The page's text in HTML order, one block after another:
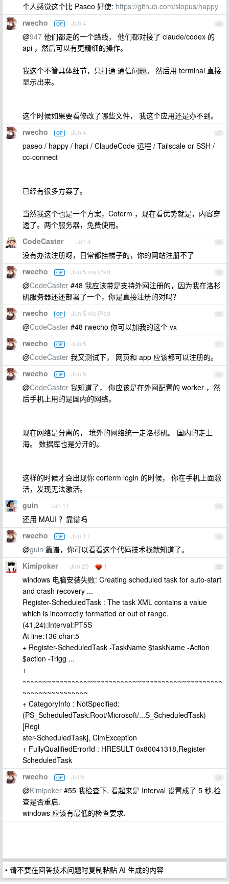
个人感觉这个比 Paseo 好使: https://github.com/slopus/happy
46
rwecho OP Jun 4
@947 他们都走的一个路线， 他们都对接了 claude/codex 的
api ，然后可以有更精细的操作。
我这个不管具体细节，只打通 通信问题。 然后用 terminal 直接
显示出来。
这个时候如果要看修改了哪些文件， 我这个应用还是办不到。
47
rwecho OP Jun 4
paseo / happy / hapi / ClaudeCode 远程 / Tailscale or SSH /
cc-connect
已经有很多方案了。
当然我这个也是一个方案，Coterm ，现在看优势就是，内容穿
透了。两个服务器，免费使用。
48
CodeCaster Jun 4
没有办法注册呀，日常都挂梯子的，你的网站注册不了
49
rwecho OP Jun 5 via iPad
@CodeCaster #48 我应该带是支持外网注册的，因为我在洛杉
矶服务器还还部署了一个，你是直接注册的对吗？
50
rwecho OP Jun 5 via iPad
@CodeCaster #48 rwecho 你可以加我的这个 vx
51
rwecho OP Jun 5
@CodeCaster 我又测试下， 网页和 app 应该都可以注册的。
52
rwecho OP Jun 5
@CodeCaster 我知道了， 你应该是在外网配置的 worker ，然
后手机上用的是国内的网络。
现在网络是分离的， 境外的网络统一走洛杉矶。 国内的走上
海。 数据库也是分开的。
这样的时候才会出现你 corterm login 的时候， 你在手机上面激
活，发现无法激活。
53
guin Jun 11
还用 MAUI ？靠谱吗
54
rwecho OP Jun 11
@guin 靠谱，你可以看看这个代码技术栈就知道了。
55
Kimipoker Jun 29 1
windows 电脑安装失败: Creating scheduled task for auto-start
and crash recovery ...
Register-ScheduledTask : The task XML contains a value
which is incorrectly formatted or out of range.
(41,24):Interval:PT5S
At line:136 char:5
+ Register-ScheduledTask -TaskName $taskName -Action
$action -Trigg ...
+
~~~~~~~~~~~~~~~~~~~~~~~~~~~~~~~~~~~~~~~~~~~~~~~~~
~~~~~~~~~~~~~~~~
+ CategoryInfo : NotSpecified:
(PS_ScheduledTask:Root/Microsoft/...S_ScheduledTask)
[Regi
ster-ScheduledTask], CimException
+ FullyQualifiedErrorId : HRESULT 0x80041318,Register-
ScheduledTask
56
rwecho OP Jul 5
@Kimipoker #55 我检查下, 看起来是 Interval 设置成了 5 秒,检
查是否重启.
windows 应该有最低的检查要求.
• 请不要在回答技术问题时复制粘贴 AI 生成的内容